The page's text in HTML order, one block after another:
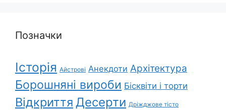
Позначки
Історія Айстрові Анекдоти Архітектура
Борошняні вироби Бісквіти і торти
Відкриття Десерти Дріжджове тісто